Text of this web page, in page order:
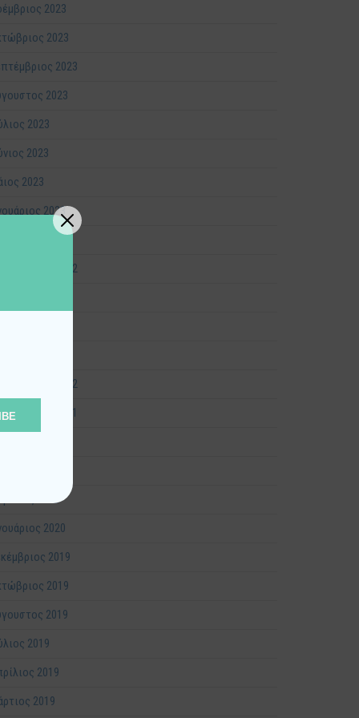
2023
2023
2023
2023
2023
2023
2023
2023
2022
2022
2022
2021
2020
2020
2019
2019
2019
2019
2019
2019